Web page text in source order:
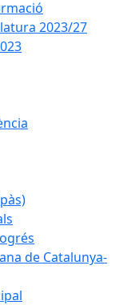
2023/27
de Catalunya-